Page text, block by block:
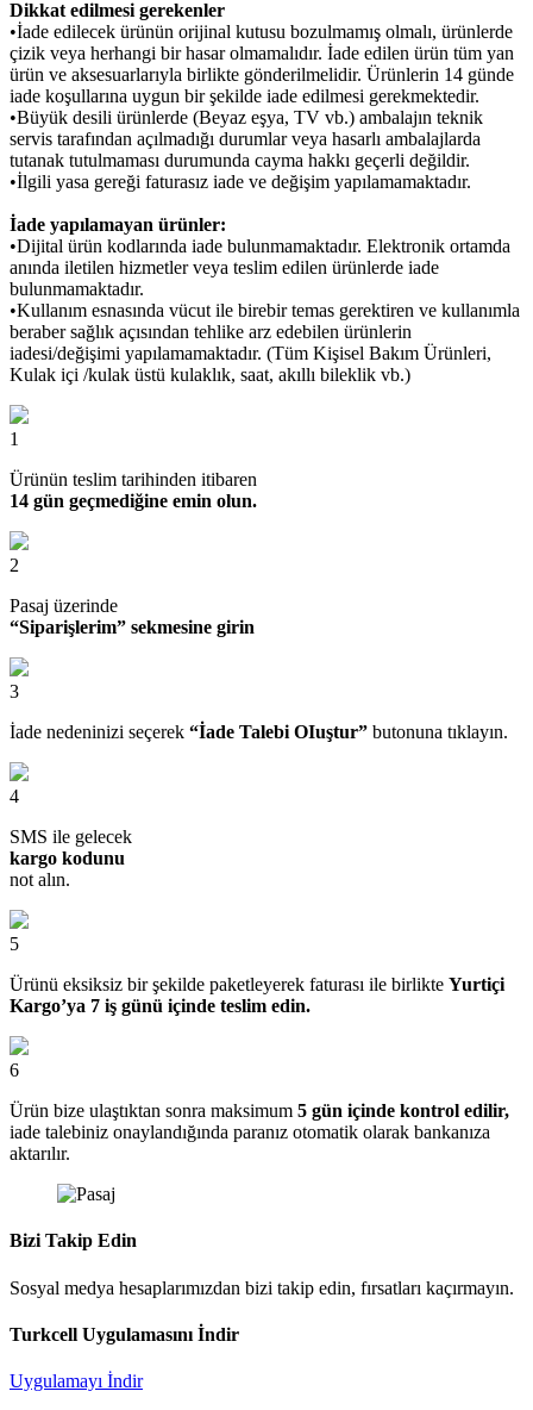
Dikkat edilmesi gerekenler
•İade edilecek ürünün orijinal kutusu bozulmamış olmalı, ürünlerde
çizik veya herhangi bir hasar olmamalıdır. İade edilen ürün tüm yan
ürün ve aksesuarlarıyla birlikte gönderilmelidir. Ürünlerin 14 günde
iade koşullarına uygun bir şekilde iade edilmesi gerekmektedir.
•Büyük desili ürünlerde (Beyaz eşya, TV vb.) ambalajın teknik
servis tarafından açılmadığı durumlar veya hasarlı ambalajlarda
tutanak tutulmaması durumunda cayma hakkı geçerli değildir.
•İlgili yasa gereği faturasız iade ve değişim yapılamamaktadır.
İade yapılamayan ürünler:
•Dijital ürün kodlarında iade bulunmamaktadır. Elektronik ortamda
anında iletilen hizmetler veya teslim edilen ürünlerde iade
bulunmamaktadır.
•Kullanım esnasında vücut ile birebir temas gerektiren ve kullanımla
beraber sağlık açısından tehlike arz edebilen ürünlerin
iadesi/değişimi yapılamamaktadır. (Tüm Kişisel Bakım Ürünleri,
Kulak içi /kulak üstü kulaklık, saat, akıllı bileklik vb.)
1
Ürünün teslim tarihinden itibaren
14 gün geçmediğine emin olun.
2
Pasaj üzerinde
“Siparişlerim” sekmesine girin
3
İade nedeninizi seçerek “İade Talebi OIuştur” butonuna tıklayın.
4
SMS ile gelecek
kargo kodunu
not alın.
5
Ürünü eksiksiz bir şekilde paketleyerek faturası ile birlikte Yurtiçi
Kargo’ya 7 iş günü içinde teslim edin.
6
Ürün bize ulaştıktan sonra maksimum 5 gün içinde kontrol edilir,
iade talebiniz onaylandığında paranız otomatik olarak bankanıza
aktarılır.
Bizi Takip Edin
Sosyal medya hesaplarımızdan bizi takip edin, fırsatları kaçırmayın.
Turkcell Uygulamasını İndir
Uygulamayı İndir